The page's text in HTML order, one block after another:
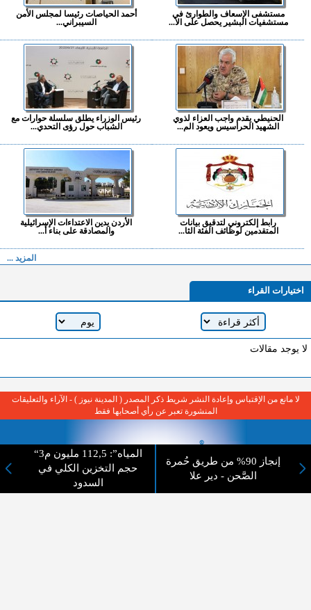
مستشفى الإسعاف والطوارئ في
مستشفيات البشير يحصل على الا...
أحمد الحياصات رئيسا لمجلس الأمن
السيبراني...
الحنيطي يقدم واجب العزاء لذوي
الشهيد الحراسيس ويعود الم...
رئيس الوزراء يطلق سلسلة حوارات مع
الشباب حول رؤى التحدي...
رابط إلكتروني لتدقيق بيانات
المتقدمين لوظائف الفئة الثا...
الأردن يدين الاعتداءات الإسرائيلية
والمصادقة على بناء أ...
المزيد ...
اختيارات القراء
لا يوجد مقالات
إنجاز 90% من طريق حُمرة
الصَّحن - دير علا
“المياه”: 112,5 مليون م3
حجم التخزين الكلي في
السدود
لا مانع من الإقتباس وإعادة النشر شريط ذكر المصدر ( المدينة نيوز ) - الآراء والتعليقات
المنشورة تعبر عن رأي أصحابها فقط